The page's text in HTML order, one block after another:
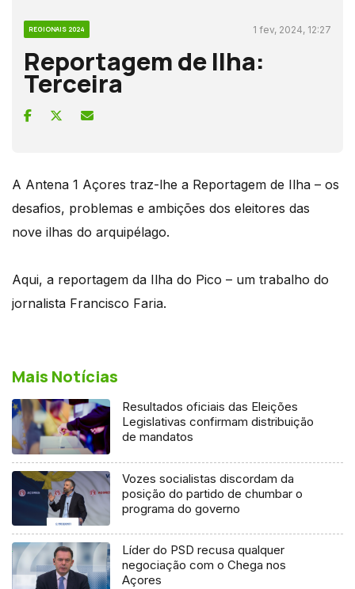
REGIONAIS 2024 1 fev, 2024, 12:27
Reportagem de Ilha:
Terceira
A Antena 1 Açores traz-lhe a Reportagem de Ilha – os
desafios, problemas e ambições dos eleitores das
nove ilhas do arquipélago.
Aqui, a reportagem da Ilha do Pico – um trabalho do
jornalista Francisco Faria.
Mais Notícias
Resultados oficiais das Eleições
Legislativas confirmam distribuição
de mandatos
Vozes socialistas discordam da
posição do partido de chumbar o
programa do governo
Líder do PSD recusa qualquer
negociação com o Chega nos
Açores